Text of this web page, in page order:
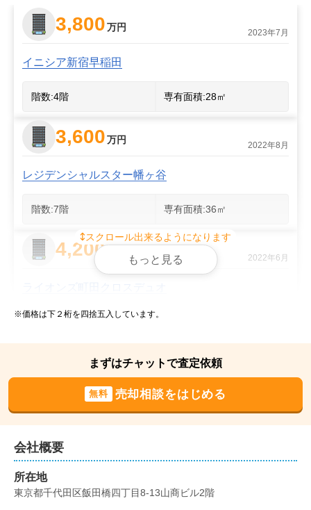
3,800万円 2023年7月
イニシア新宿早稲田
階数:4階 専有面積:28㎡
3,600万円 2022年8月
レジデンシャルスター幡ヶ谷
階数:7階 専有面積:36㎡
4,200 2022年6月
階数: 階
3,900万円
ベリスタ神楽坂
スクロール出来るようになります
もっと見る
※価格は下２桁を四捨五入しています。
まずはチャットで査定依頼
無料 売却相談をはじめる
会社概要
所在地
東京都千代田区飯田橋四丁目8-13山商ビル2階